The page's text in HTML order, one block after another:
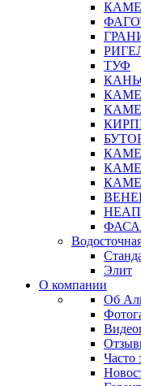
ТУФ
Элит
О компании
Об
Часто